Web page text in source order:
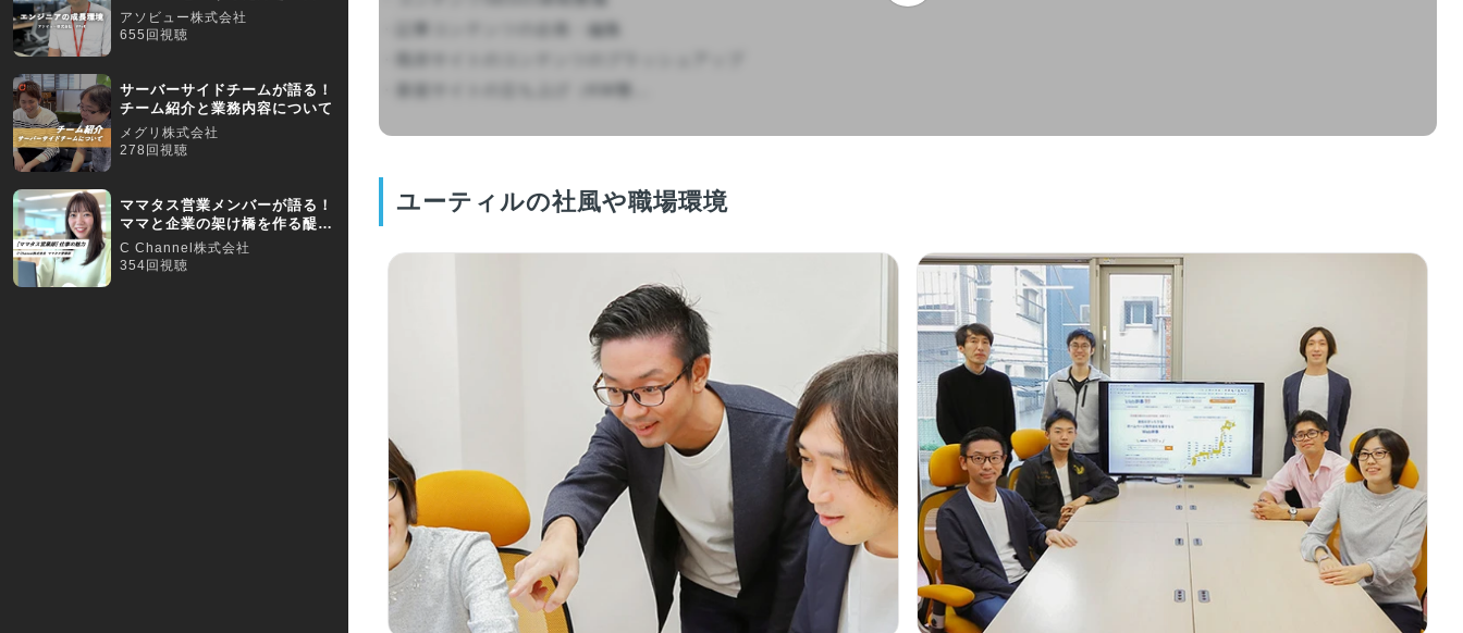
しています
アソビュー株式会社
655回視聴
サーバーサイドチームが語る！
チーム紹介と業務内容について
メグリ株式会社
278回視聴
ママタス営業メンバーが語る！
ママと企業の架け橋を作る醍醐
味
C Channel株式会社
354回視聴
・記事コンテンツの企画・編集
ユーティルの社風や職場環境